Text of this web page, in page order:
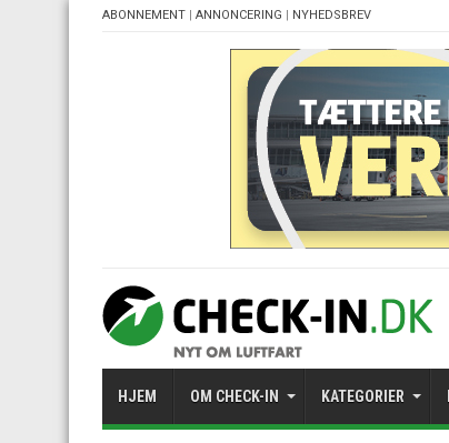
ABONNEMENT | ANNONCERING | NYHEDSBREV
HJEM OM CHECK-IN KATEGORIER